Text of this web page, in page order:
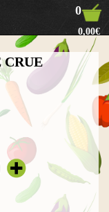
0
0,00€
CRUE